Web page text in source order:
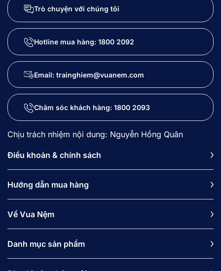
Trò chuyện với chúng tôi
Hotline mua hàng: 1800 2092
Email: trainghiem@vuanem.com
Chăm sóc khách hàng: 1800 2093
Chịu trách nhiệm nội dung: Nguyễn Hồng Quân
Điều khoản & chính sách
Hướng dẫn mua hàng
Về Vua Nệm
Danh mục sản phẩm